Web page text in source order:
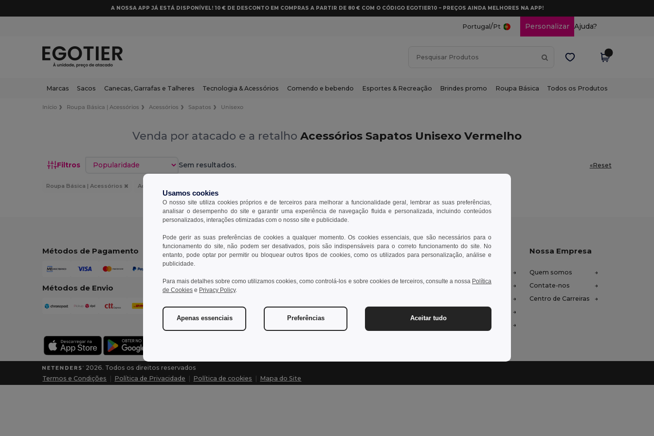
A NOSSA APP JÁ ESTÁ DISPONÍVEL! 10 € DE DESCONTO EM COMPRAS A PARTIR DE 80 € COM O CÓDIGO EGOTIER10 – PREÇOS AINDA MELHORES NA APP!
Portugal /Pt Personalizar Ajuda?
Marcas Sacos Canecas, Garrafas e Talheres Tecnologia & Acessórios Comendo e bebendo Esportes & Recreação Brindes promo Roupa Básica Todos os Produtos
Início Roupa Básica | Acessórios Acessórios Sapatos Unisexo
Venda por atacado e a retalho Acessórios Sapatos Unisexo Vermelho
Filtros Classificar por Sem resultados. «Reset
Roupa Básica | Acessórios Acessórios
Métodos de Pagamento
Métodos de Envio
Contate-nos
cliente@egotier.pt
vendas@egotier.pt
Deixe-nos ajudar
Preços de Atacado
Nossa Empresa
Quem somos
Contate-nos
Centro de Carreiras
2026. Todos os direitos reservados
Termos e Condições
Política de Privacidade Política de cookies Mapa do Site
Usamos cookies
O nosso site utiliza cookies próprios e de terceiros para melhorar a funcionalidade geral, lembrar as suas preferências,
analisar o desempenho do site e garantir uma experiência de navegação fluida e personalizada, incluindo conteúdos
personalizados, interações otimizadas com o nosso site e publicidade.
Pode gerir as suas preferências de cookies a qualquer momento. Os cookies essenciais, que são necessários para o
funcionamento do site, não podem ser desativados, pois são indispensáveis para o correto funcionamento do site. No
entanto, pode optar por permitir ou bloquear outros tipos de cookies, como os utilizados para personalização, análise e
publicidade.
Para mais detalhes sobre como utilizamos cookies, como controlá-los e sobre cookies de terceiros, consulte a nossa Política
de Cookies e Privacy Policy.
Apenas essenciais Preferências Aceitar tudo